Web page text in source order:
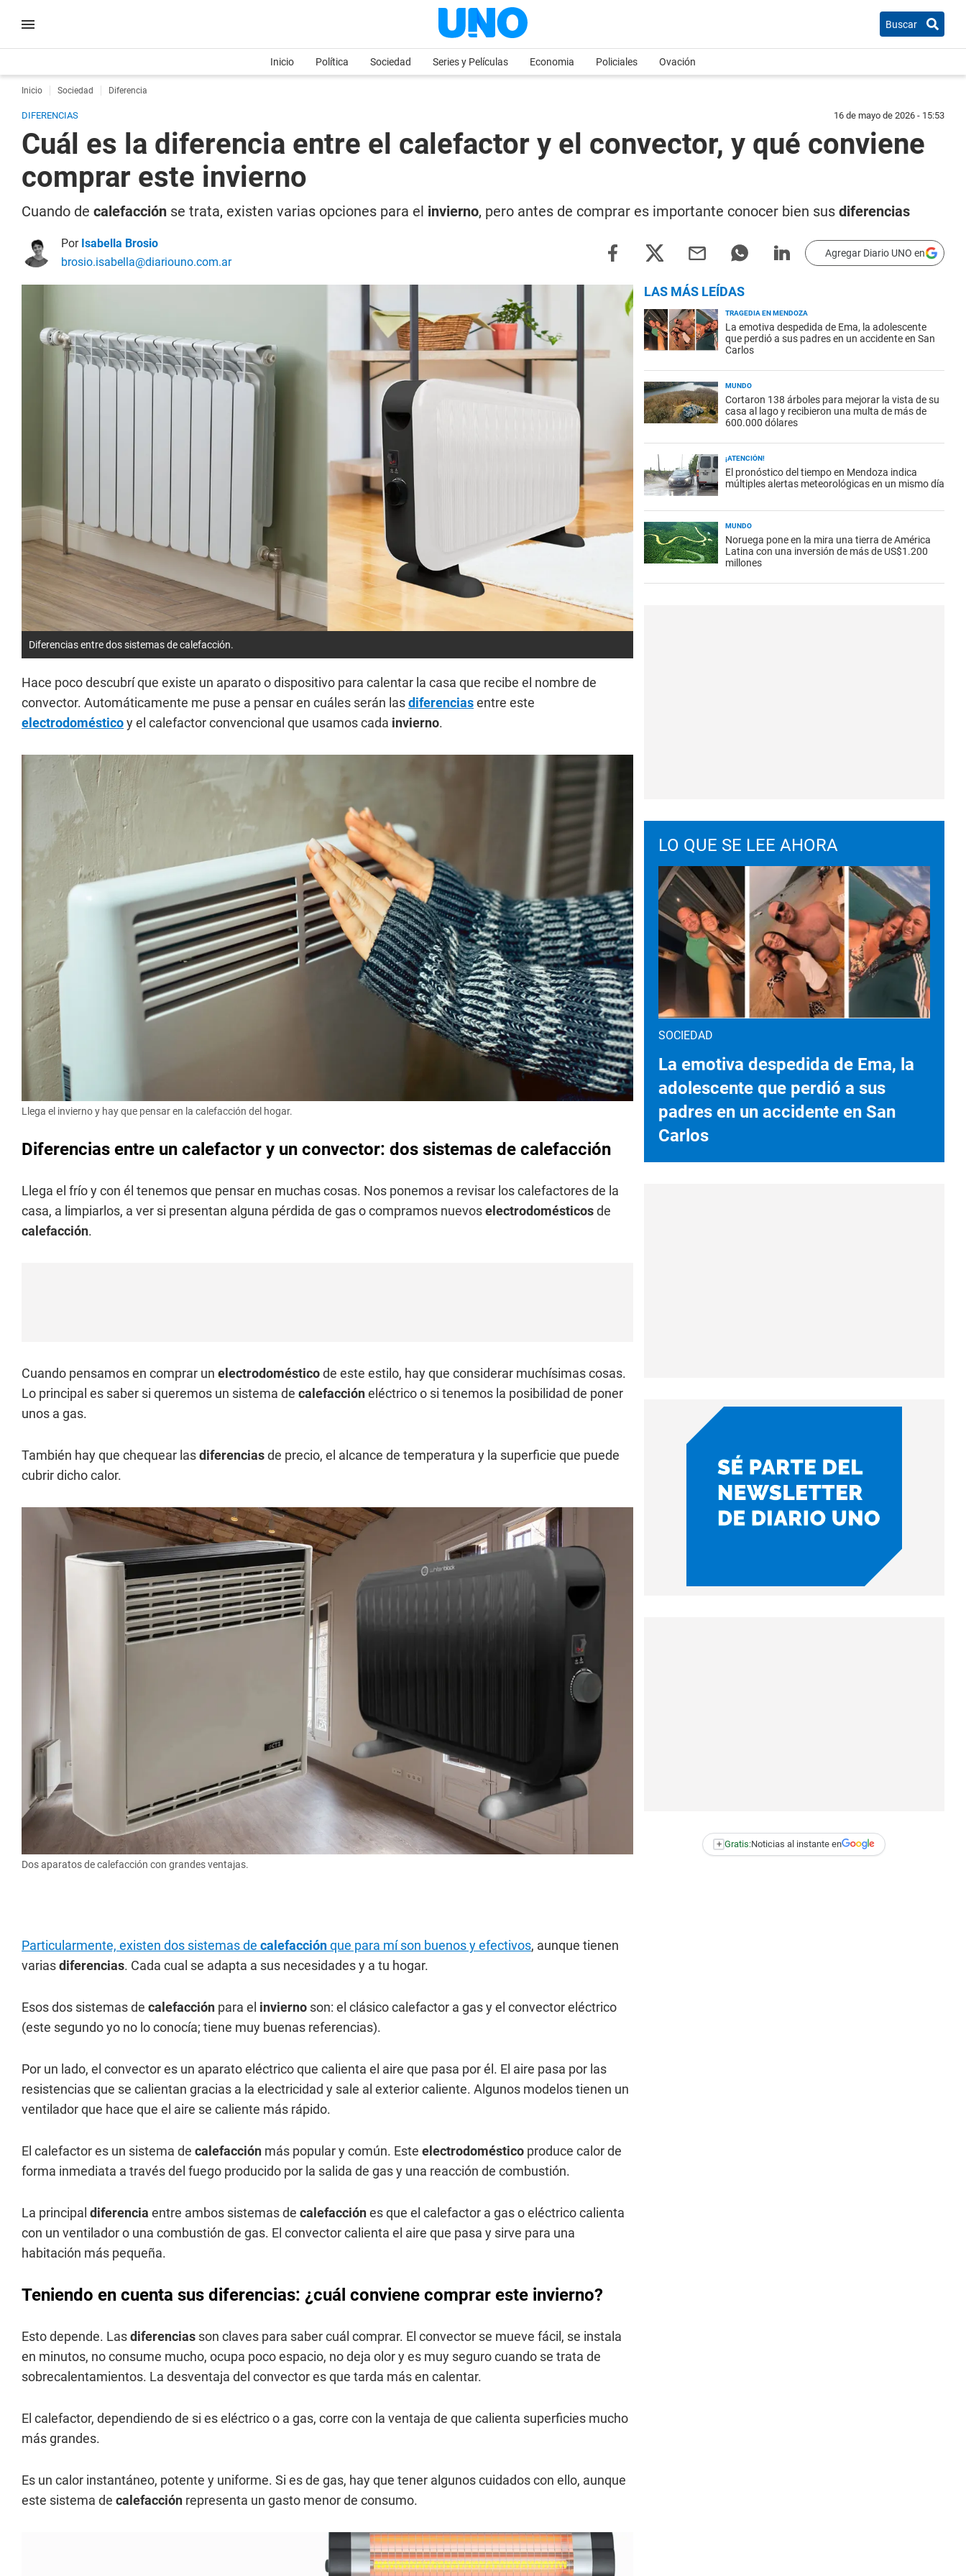
Buscar
Inicio Política Sociedad Series y Películas Economia Policiales Ovación
Inicio Sociedad Diferencia
DIFERENCIAS 16 de mayo de 2026 - 15:53
Cuál es la diferencia entre el calefactor y el convector, y qué conviene
comprar este invierno
Cuando de calefacción se trata, existen varias opciones para el invierno, pero antes de comprar es importante conocer bien sus diferencias
Por Isabella Brosio
brosio.isabella@diariouno.com.ar
Agregar Diario UNO en
Diferencias entre dos sistemas de calefacción.
Hace poco descubrí que existe un aparato o dispositivo para calentar la casa que recibe el nombre de
convector. Automáticamente me puse a pensar en cuáles serán lasdiferenciasentre este
electrodomésticoy el calefactor convencional que usamos cada invierno.
Llega el invierno y hay que pensar en la calefacción del hogar.
Diferencias entre un calefactor y un convector: dos sistemas de calefacción
Llega el frío y con él tenemos que pensar en muchas cosas. Nos ponemos a revisar los calefactores de la
casa, a limpiarlos, a ver si presentan alguna pérdida de gas o compramos nuevoselectrodomésticosde
calefacción.
Cuando pensamos en comprar un electrodomésticode este estilo, hay que considerar muchísimas cosas.
Lo principal es saber si queremos un sistema de calefaccióneléctrico o si tenemos la posibilidad de poner
unos a gas.
También hay que chequear lasdiferenciasde precio, el alcance de temperatura y la superficie que puede
cubrir dicho calor.
Dos aparatos de calefacción con grandes ventajas.
Particularmente, existen dos sistemas de calefacciónque para mí son buenos y efectivos, aunque tienen
variasdiferencias. Cada cual se adapta a sus necesidades y a tu hogar.
Esos dos sistemas de calefacción para el invierno son: el clásico calefactor a gas y el convector eléctrico
(este segundo yo no lo conocía; tiene muy buenas referencias).
Por un lado, el convector es un aparato eléctrico que calienta el aire que pasa por él. El aire pasa por las
resistencias que se calientan gracias a la electricidad y sale al exterior caliente. Algunos modelos tienen un
ventilador que hace que el aire se caliente más rápido.
El calefactor es un sistema de calefacción más popular y común. Este electrodoméstico produce calor de
forma inmediata a través del fuego producido por la salida de gas y una reacción de combustión.
La principal diferencia entre ambos sistemas de calefacciónes que el calefactor a gas o eléctrico calienta
con un ventilador o una combustión de gas. El convector calienta el aire que pasa y sirve para una
habitación más pequeña.
Teniendo en cuenta sus diferencias: ¿cuál conviene comprar este invierno?
Esto depende. Lasdiferencias son claves para saber cuál comprar. El convector se mueve fácil, se instala
en minutos, no consume mucho, ocupa poco espacio, no deja olor y es muy seguro cuando se trata de
sobrecalentamientos. La desventaja del convector es que tarda más en calentar.
El calefactor, dependiendo de si es eléctrico o a gas, corre con la ventaja de que calienta superficies mucho
más grandes.
Es un calor instantáneo, potente y uniforme. Si es de gas, hay que tener algunos cuidados con ello, aunque
este sistema de calefacción representa un gasto menor de consumo.
LAS MÁS LEÍDAS
TRAGEDIA EN MENDOZA
La emotiva despedida de Ema, la adolescente
que perdió a sus padres en un accidente en San
Carlos
MUNDO
Cortaron 138 árboles para mejorar la vista de su
casa al lago y recibieron una multa de más de
600.000 dólares
¡ATENCIÓN!
El pronóstico del tiempo en Mendoza indica
múltiples alertas meteorológicas en un mismo día
MUNDO
Noruega pone en la mira una tierra de América
Latina con una inversión de más de US$1.200
millones
LO QUE SE LEE AHORA
SOCIEDAD
La emotiva despedida de Ema, la
adolescente que perdió a sus
padres en un accidente en San
Carlos
+ Gratis:Noticias al instante en